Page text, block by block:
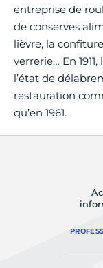
entreprise de
de conserves
lièvre, la
verrerie… En
l’état de
restauration
qu’en 1961.